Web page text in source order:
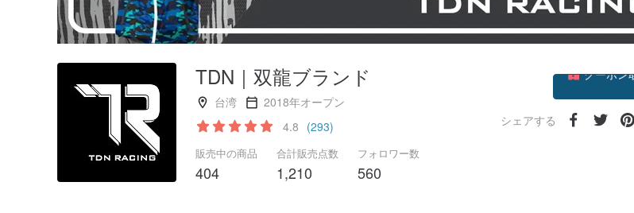
TDN｜双龍ブランド
台湾
2018年オープン
4.8 (293)
販売中の商品
404
合計販売点数
1,210
フォロワー数
560
シェアする